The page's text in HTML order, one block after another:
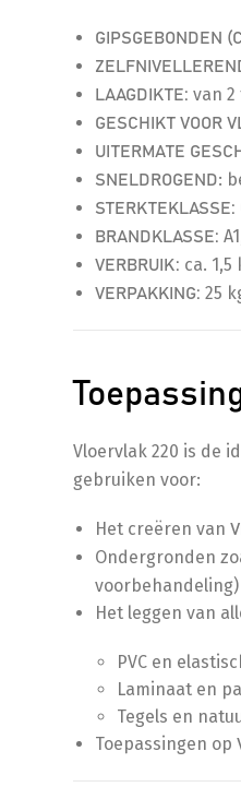
GIPSGEBONDEN
LAAGDIKTE: van 2
GESCHIKT VOOR
UITERMATE
SNELDROGEND:
STERKTEKLASSE:
BRANDKLASSE:
VERBRUIK: ca.
VERPAKKING: 25
Vloervlak 220 is de
gebruiken voor:
Het creëren van
Ondergronden
voorbehandeling)
Het leggen van
PVC en
Laminaat en
Tegels en
Toepassingen op